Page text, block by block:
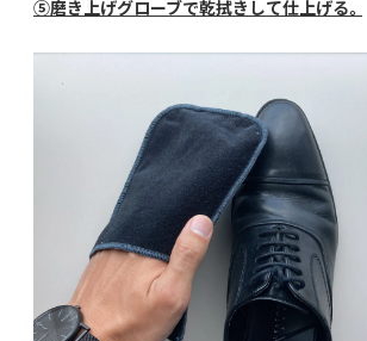
⑤磨き上げグローブで乾拭きして仕上げる。